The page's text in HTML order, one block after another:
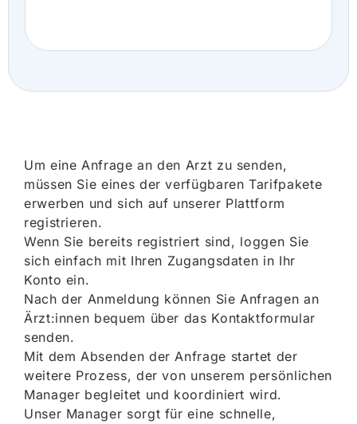
Um eine Anfrage an den Arzt zu senden,
müssen Sie eines der verfügbaren Tarifpakete
erwerben und sich auf unserer Plattform
registrieren.
Wenn Sie bereits registriert sind, loggen Sie
sich einfach mit Ihren Zugangsdaten in Ihr
Konto ein.
Nach der Anmeldung können Sie Anfragen an
Ärzt:innen bequem über das Kontaktformular
senden.
Mit dem Absenden der Anfrage startet der
weitere Prozess, der von unserem persönlichen
Manager begleitet und koordiniert wird.
Unser Manager sorgt für eine schnelle,